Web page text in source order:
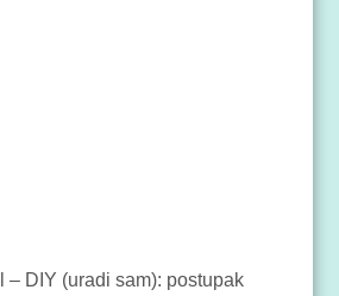
– DIY (uradi sam): postupak